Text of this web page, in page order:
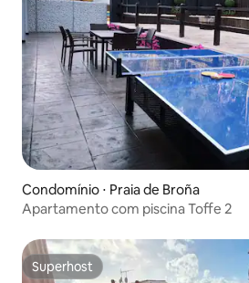
Condomínio ⋅ Praia de Broña
Apartamento com piscina Toffe 2
Superhost
Superhost